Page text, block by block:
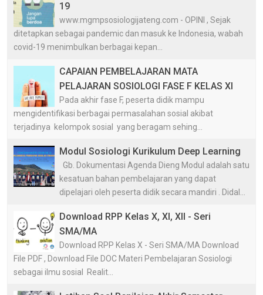
19
www.mgmpsosiologijateng.com - OPINI , Sejak
ditetapkan sebagai pandemic dan masuk ke Indonesia, wabah
covid-19 menimbulkan berbagai kepan...
CAPAIAN PEMBELAJARAN MATA
PELAJARAN SOSIOLOGI FASE F KELAS XI
Pada akhir fase F, peserta didik mampu
mengidentifikasi berbagai permasalahan sosial akibat
terjadinya kelompok sosial yang beragam sehing...
Modul Sosiologi Kurikulum Deep Learning
Gb. Dokumentasi Agenda Dieng Modul adalah satu
kesatuan bahan pembelajaran yang dapat
dipelajari oleh peserta didik secara mandiri . Didal...
Download RPP Kelas X, XI, XII - Seri
SMA/MA
Download RPP Kelas X - Seri SMA/MA Download
File PDF , Download File DOC Materi Pembelajaran Sosiologi
sebagai ilmu sosial Realit...